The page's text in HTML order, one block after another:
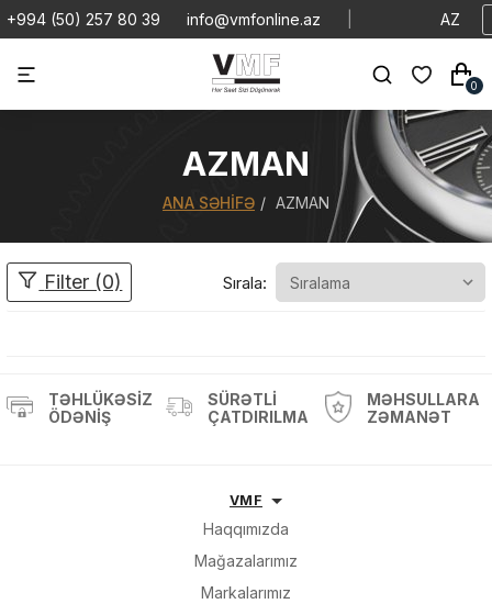
+994 (50) 257 80 39 info@vmfonline.az AZ
0
AZMAN
ANA SƏHIFƏ AZMAN
Filter (0) Sırala:
Məhsul(lar) səbətə əlavə edildi
Sifarişin detalları
TƏHLÜKƏSIZ
ÖDƏNIŞ
SÜRƏTLI
ÇATDIRILMA
MƏHSULLARA
ZƏMANƏT
VMF
Haqqımızda
Mağazalarımız
Markalarımız